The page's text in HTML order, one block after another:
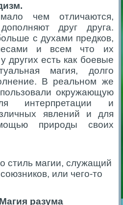
чем отличаются,
друг друга.
с духами предков,
и всем что их
других есть как боевые
магия, долго
В реальном же
окружающую
интерпретации и
явлений и для
природы своих
стиль магии, служащий
или чего-то
Магия разума